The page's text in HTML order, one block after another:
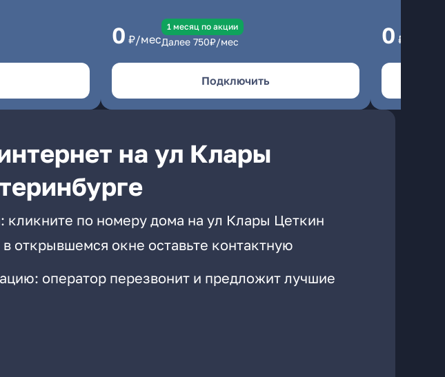
0 ₽/мес
1 месяц по акции
Далее 750₽/мес
Подключить
0 ₽/мес
на ул Клары
кликните по номеру дома на ул Клары Цеткин
открывшемся окне оставьте контактную
оператор перезвонит и предложит лучшие